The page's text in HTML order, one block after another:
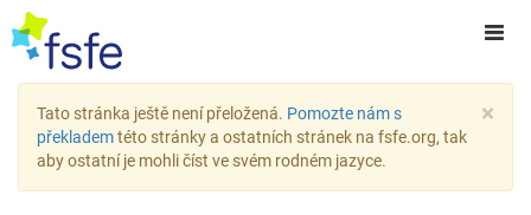
×
Tato stránka ještě není přeložená. Pomozte nám s
překlademtéto stránky a ostatních stránek na fsfe.org, tak
aby ostatní je mohli číst ve svém rodném jazyce.